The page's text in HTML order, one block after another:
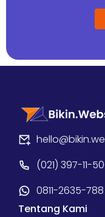
(021) 397-11-
0811-2635-788
Tentang Kami